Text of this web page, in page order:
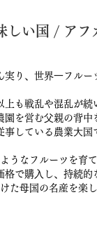
しい国 / アフ
り、世界⼀フルー
も戦乱や混乱が続
を営む⽗親の背中
事している農業⼤国
うなフルーツを育
で購⼊し、持続的
た⺟国の名産を楽